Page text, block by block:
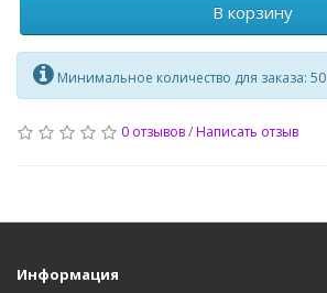
В корзину
Минимальное количество для заказа: 50
0 отзывов/Написать отзыв
Информация